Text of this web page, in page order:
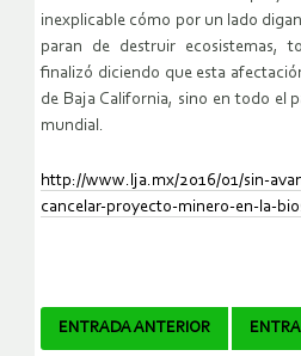
inexplicable cómo por un lado
paran de destruir ecosistemas,
finalizó diciendo que esta
de Baja California, sino en todo el
mundial.
http://www.lja.mx/2016/01/sin-
cancelar-proyecto-minero-en-la-
Navegador
ENTRADA ANTERIOR